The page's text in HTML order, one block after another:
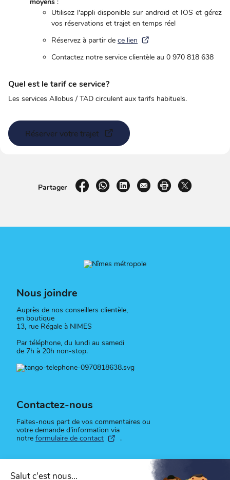
Utilisez l'appli disponible sur androïd et IOS et gérez
vos réservations et trajet en temps réel
Réservez à partir de ce lien
Contactez notre service clientèle au 0 970 818 638
Quel est le tarif ce service?
Les services Allobus / TAD circulent aux tarifs habituels.
Réserver votre trajet
Partager sur Facebook
par WhatsApp
sur LinkedInpar e-mailImprimer la
Nous joindre
Auprès de nos conseillers clientèle,
en boutique
13, rue Régale à NIMES
Par téléphone, du lundi au samedi
de 7h à 20h non-stop.
Contactez-nous
Faites-nous part de vos commentaires ou
votre demande d’information via
notre formulaire de contact .
Suivez-nous